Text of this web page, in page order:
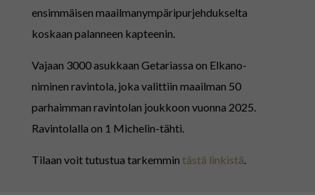
ensimmäisen maailmanympäripurjehdukselta
koskaan palanneen kapteenin.
Vajaan 3000 asukkaan Getariassa on Elkano-
niminen ravintola, joka valittiin maailman 50
parhaimman ravintolan joukkoon vuonna 2025.
Ravintolalla on 1 Michelin-tähti.
Tilaan voit tutustua tarkemmin tästä linkistä.